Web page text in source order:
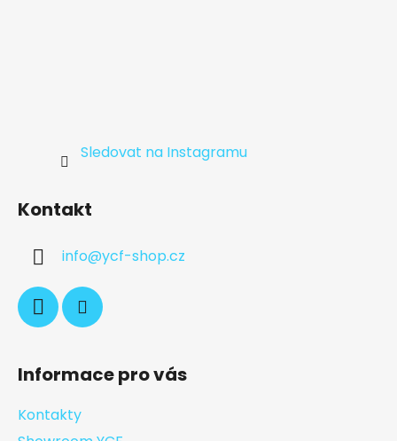
Sledovat na Instagramu
Kontakt
info@ycf-shop.cz
Informace pro vás
Kontakty